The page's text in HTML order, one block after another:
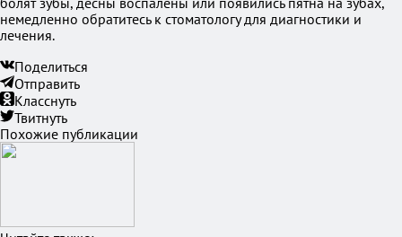
немедленно обратитесь к стоматологу для диагностики и
лечения.
Поделиться
Отправить
Класснуть
Твитнуть
Похожие публикации